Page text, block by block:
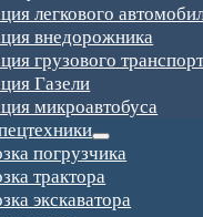
легкового
внедорожника
грузового
Газели
микроавтобуса
погрузчика
трактора
экскаватора